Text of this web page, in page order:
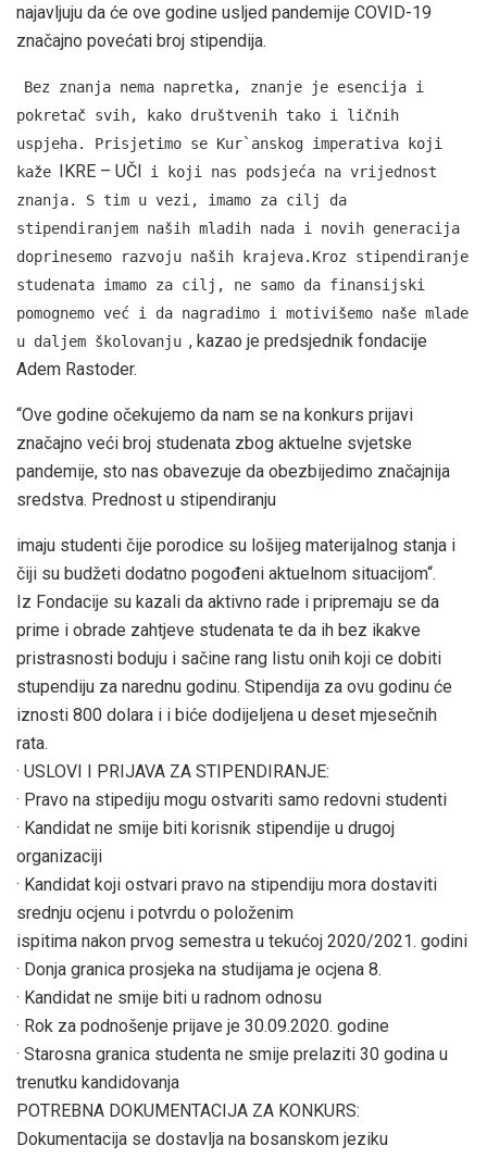
najavljuju da će ove godine usljed pandemije COVID-19
značajno povećati broj stipendija.
Bez znanja nema napretka, znanje je esencija i
pokretač svih, kako društvenih tako i ličnih
uspjeha. Prisjetimo se Kur`anskog imperativa koji
kaže IKRE – UČI i koji nas podsjeća na vrijednost
znanja. S tim u vezi, imamo za cilj da
stipendiranjem naših mladih nada i novih generacija
doprinesemo razvoju naših krajeva.Kroz stipendiranje
studenata imamo za cilj, ne samo da finansijski
pomognemo već i da nagradimo i motivišemo naše mlade
u daljem školovanju , kazao je predsjednik fondacije
Adem Rastoder.
“Ove godine očekujemo da nam se na konkurs prijavi
značajno veći broj studenata zbog aktuelne svjetske
pandemije, sto nas obavezuje da obezbijedimo značajnija
sredstva. Prednost u stipendiranju
imaju studenti čije porodice su lošijeg materijalnog stanja i
čiji su budžeti dodatno pogođeni aktuelnom situacijom“.
Iz Fondacije su kazali da aktivno rade i pripremaju se da
prime i obrade zahtjeve studenata te da ih bez ikakve
pristrasnosti boduju i sačine rang listu onih koji ce dobiti
stupendiju za narednu godinu. Stipendija za ovu godinu će
iznosti 800 dolara i i biće dodijeljena u deset mjesečnih
rata.
· USLOVI I PRIJAVA ZA STIPENDIRANJE:
· Pravo na stipediju mogu ostvariti samo redovni studenti
· Kandidat ne smije biti korisnik stipendije u drugoj
organizaciji
· Kandidat koji ostvari pravo na stipendiju mora dostaviti
srednju ocjenu i potvrdu o položenim
ispitima nakon prvog semestra u tekućoj 2020/2021. godini
· Donja granica prosjeka na studijama je ocjena 8.
· Kandidat ne smije biti u radnom odnosu
· Rok za podnošenje prijave je 30.09.2020. godine
· Starosna granica studenta ne smije prelaziti 30 godina u
trenutku kandidovanja
POTREBNA DOKUMENTACIJA ZA KONKURS:
Dokumentacija se dostavlja na bosanskom jeziku